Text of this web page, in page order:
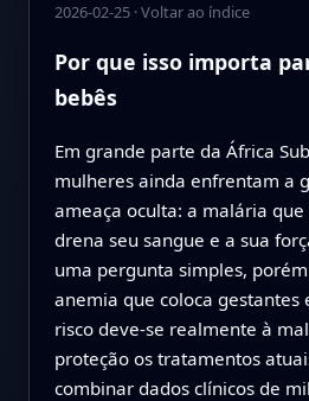
2026-02-25·Voltar ao índice
Por que isso importa
bebês
Em grande parte da África
mulheres ainda enfrentam a
ameaça oculta: a malária
drena seu sangue e a sua
uma pergunta simples,
anemia que coloca gestantes
risco deve-se realmente à
proteção os tratamentos
combinar dados clínicos de